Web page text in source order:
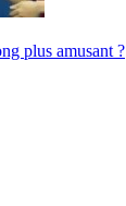
plus amusant ?